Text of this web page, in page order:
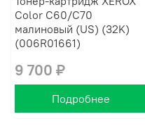
Color С60/C70
малиновый (US) (32K)
(006R01661)
9 700 ₽
Подробнее